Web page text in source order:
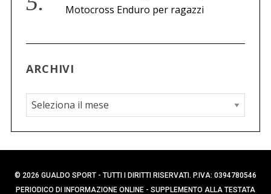
Motocross Enduro per ragazzi
ARCHIVI
A
r
c
h
i
v
© 2026 GUALDO SPORT - TUTTI I DIRITTI RISERVATI. P.IVA: 0394780546
PERIODICO DI INFORMAZIONE ONLINE - SUPPLEMENTO ALLA TESTATA